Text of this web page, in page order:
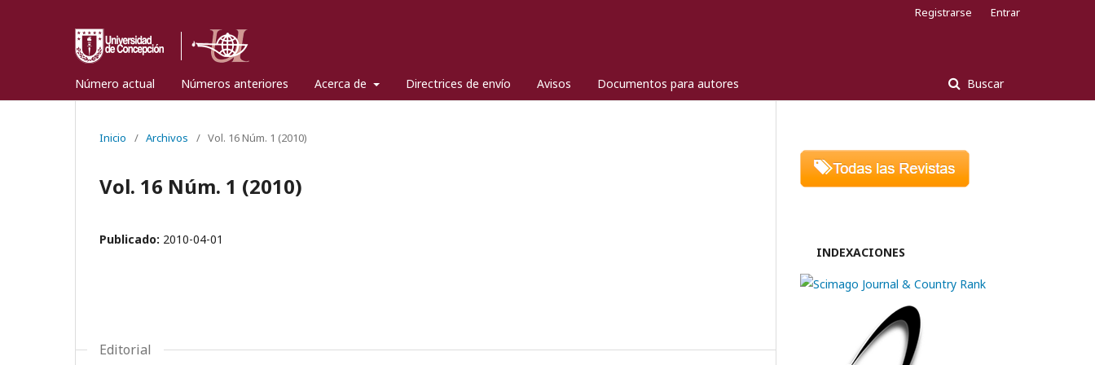
Número actual Números anteriores Acerca de Directrices de envío Avisos Documentos para autores Buscar
Registrarse Entrar
Inicio / Archivos / Vol. 16 Núm. 1 (2010)
Vol. 16 Núm. 1 (2010)
Publicado: 2010-04-01
Editorial
INDEXACIONES